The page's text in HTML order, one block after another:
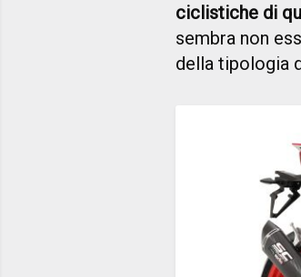
ciclistiche di
sembra non
della tipologia